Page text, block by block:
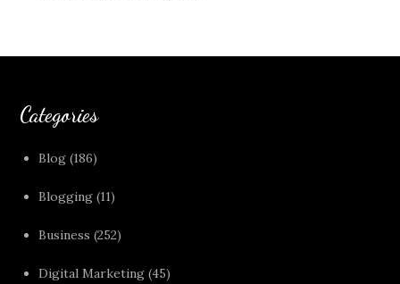
Categories
Blog (186)
Blogging (11)
Business (252)
Digital Marketing (45)